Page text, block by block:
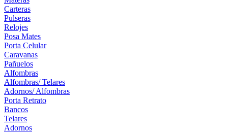
Carteras
Pulseras
Relojes
Posa Mates
Porta Celular
Caravanas
Pañuelos
Alfombras
Alfombras/ Telares
Adornos/ Alfombras
Porta Retrato
Bancos
Telares
Adornos